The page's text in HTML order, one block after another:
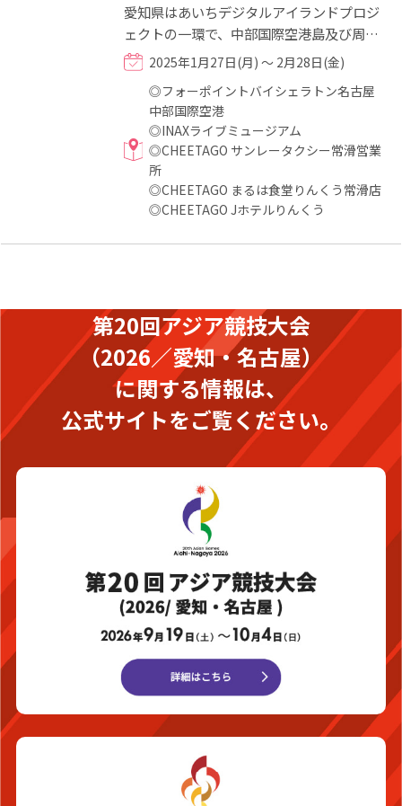
愛知県はあいちデジタルアイランドプロジ
ェクトの一環で、中部国際空港島及び周辺
地域にて顔認証システムを活用した実証実
験に取り組んでいます。...
2025年1月27日(月) ～ 2月28日(金)
◎フォーポイントバイシェラトン名古屋
中部国際空港
◎INAXライブミュージアム
◎CHEETAGO サンレータクシー常滑営業
所
◎CHEETAGO まるは食堂りんくう常滑店
◎CHEETAGO Jホテルりんくう
第20回アジア競技大会
（2026／愛知・名古屋）
に関する情報は、
公式サイトをご覧ください。